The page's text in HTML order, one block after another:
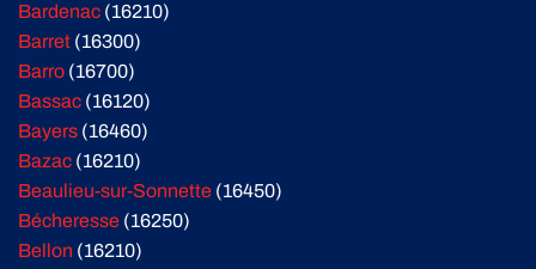
Bardenac (16210)
Barret (16300)
Barro (16700)
Bassac (16120)
Bayers (16460)
Bazac (16210)
Beaulieu-sur-Sonnette (16450)
Bécheresse (16250)
Bellon (16210)